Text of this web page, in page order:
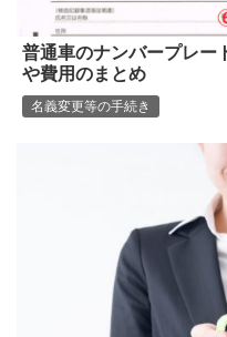
普通車のナンバープレー
や費用のまとめ
名義変更等の手続き